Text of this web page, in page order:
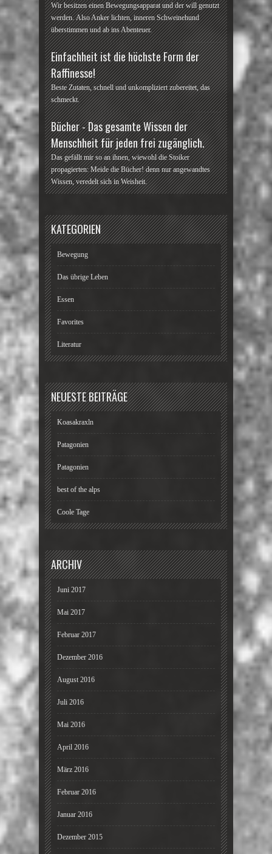
Wir besitzen einen Bewegungsapparat und der will genutzt
werden. Also Anker lichten, inneren Schweinehund
überstimmen und ab ins Abenteuer.
Einfachheit ist die höchste Form der
Raffinesse!
Beste Zutaten, schnell und unkompliziert zubereitet, das
schmeckt.
Bücher - Das gesamte Wissen der
Menschheit für jeden frei zugänglich.
Das gefällt mir so an ihnen, wiewohl die Stoiker
propagierten: Meide die Bücher! denn nur angewandtes
Wissen, veredelt sich in Weisheit.
KATEGORIEN
Bewegung
Das übrige Leben
Essen
Favorites
Literatur
NEUESTE BEITRÄGE
Koasakraxln
Patagonien
Patagonien
best of the alps
Coole Tage
ARCHIV
Juni 2017
Mai 2017
Februar 2017
Dezember 2016
August 2016
Juli 2016
Mai 2016
April 2016
März 2016
Februar 2016
Januar 2016
Dezember 2015